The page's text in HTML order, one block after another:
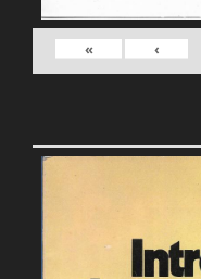
›
»